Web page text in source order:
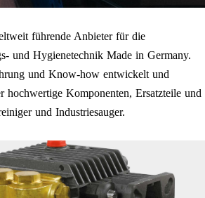
führende Anbieter für die
und Hygienetechnik Made in Germany.
und Know-how entwickelt und
hochwertige Komponenten, Ersatzteile und
und Industriesauger.